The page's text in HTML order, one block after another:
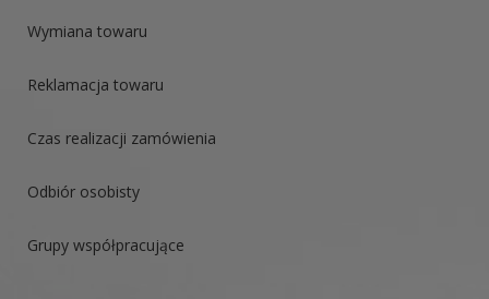
Wymiana towaru
Reklamacja towaru
Czas realizacji zamówienia
Odbiór osobisty
Grupy współpracujące